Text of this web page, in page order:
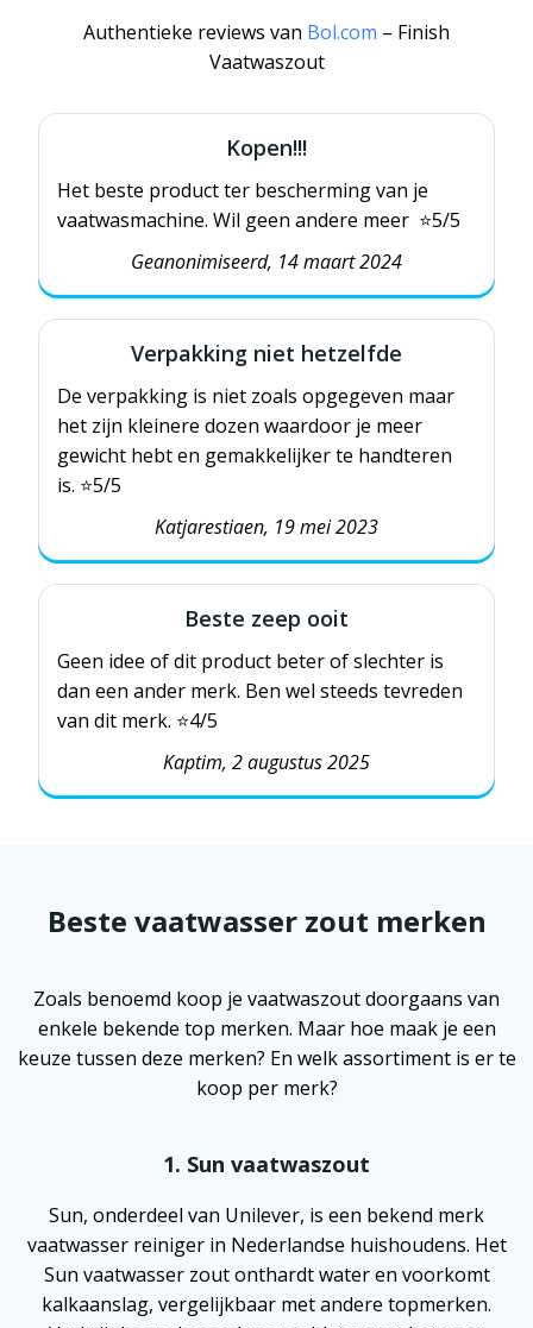
Authentieke reviews van Bol.com – Finish
Vaatwaszout
Kopen!!!
Het beste product ter bescherming van je
vaatwasmachine. Wil geen andere meer ⭐️5/5
Geanonimiseerd, 14 maart 2024
Verpakking niet hetzelfde
De verpakking is niet zoals opgegeven maar
het zijn kleinere dozen waardoor je meer
gewicht hebt en gemakkelijker te handteren
is. ⭐️5/5
Katjarestiaen, 19 mei 2023
Beste zeep ooit
Geen idee of dit product beter of slechter is
dan een ander merk. Ben wel steeds tevreden
van dit merk. ⭐️4/5
Kaptim, 2 augustus 2025
Beste vaatwasser zout merken
Zoals benoemd koop je vaatwaszout doorgaans van
enkele bekende top merken. Maar hoe maak je een
keuze tussen deze merken? En welk assortiment is er te
koop per merk?
1. Sun vaatwaszout
Sun, onderdeel van Unilever, is een bekend merk
vaatwasser reiniger in Nederlandse huishoudens. Het
Sun vaatwasser zout onthardt water en voorkomt
kalkaanslag, vergelijkbaar met andere topmerken.